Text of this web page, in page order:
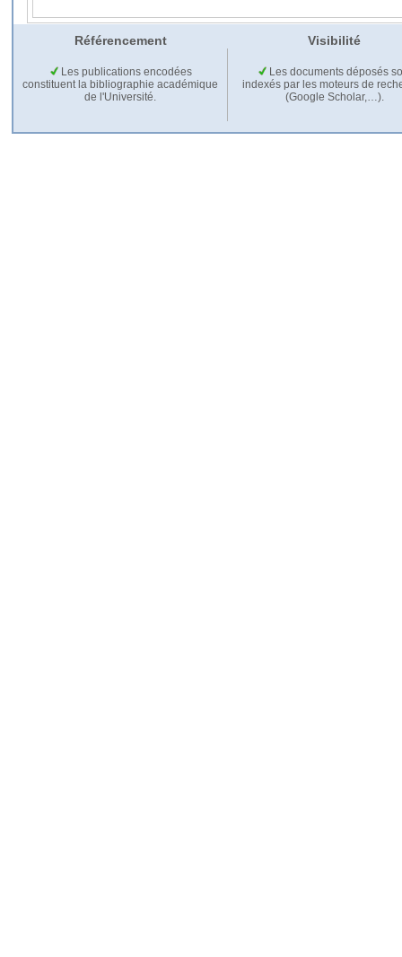
Référencement Visibilité
Les publications encodées
constituent la bibliographie académique
de l'Université.
Les documents déposés
indexés par les moteurs de
(Google Scholar,…).